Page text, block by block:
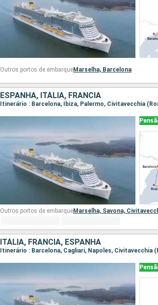
Outros portos de embarqueMarselha, Barcelona
ESPANHA, ITÁLIA, FRANCIA
Itinerário : Barcelona, Ibiza, Palermo, Civitavecchia
Outros portos de embarqueMarselha, Savona,
ITÁLIA, FRANCIA, ESPANHA
Itinerário : Barcelona, Cagliari, Napoles, Civitavecchia